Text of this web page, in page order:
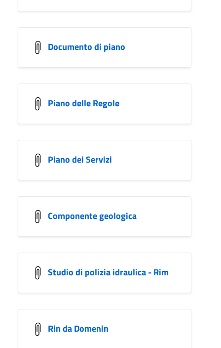
Documento di piano
Piano delle Regole
Piano dei Servizi
Componente geologica
Studio di polizia idraulica - Rim
Rin da Domenin